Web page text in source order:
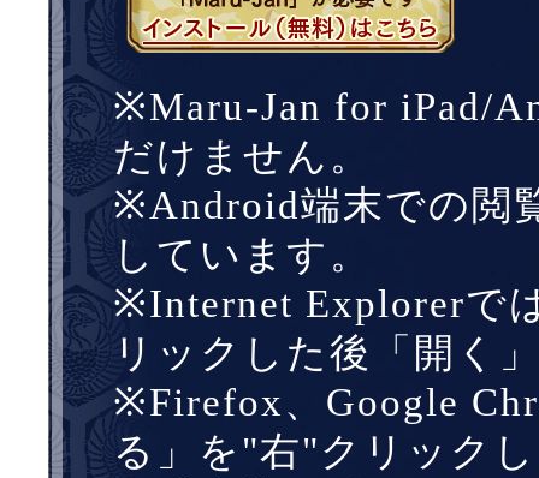
※Maru-Jan for iPad/
だけません。
※Android端末での閲
しています。
※Internet Explorerで
リックした後「開く
※Firefox、Google
る」を"右"クリック